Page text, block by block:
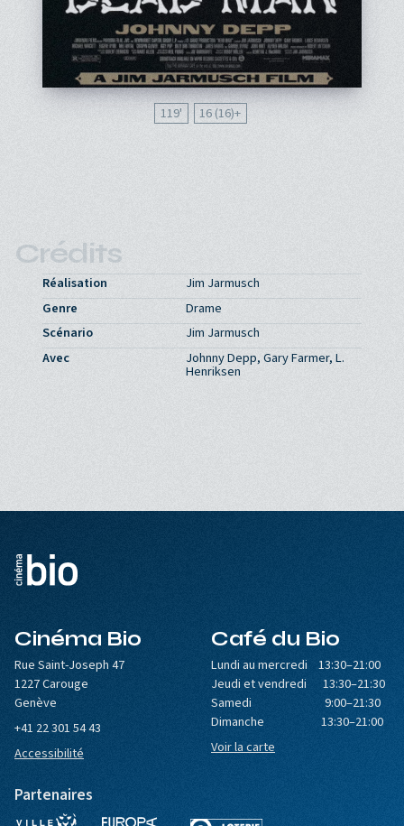
119' 16 (16)
Crédits
Réalisation
Jim Jarmusch
Genre
Drame
Scénario
Jim Jarmusch
Avec
Johnny Depp, Gary Farmer, L.
Henriksen
Cinéma Bio
Rue Saint-Joseph 47
1227 Carouge
Genève
+41 22 301 54 43
Accessibilité
Café du Bio
Lundi au mercredi 13:30–21:00
Jeudi et vendredi 13:30–21:30
Samedi 9:00–21:30
Dimanche 13:30–21:00
Voir la carte
Partenaires